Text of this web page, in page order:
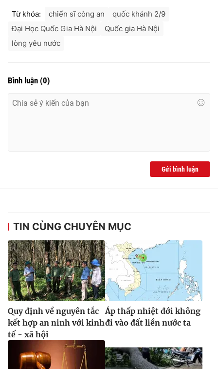
Từ khóa: chiến sĩ công an
quốc khánh 2/9
Đại Học Quốc Gia Hà Nội
Quốc gia Hà Nội
lòng yêu nước
Bình luận (0)
Gửi bình luận
TIN CÙNG CHUYÊN MỤC
Quy định về nguyên tắc
kết hợp an ninh với kinh
tế - xã hội
Áp thấp nhiệt đới không
đi vào đất liền nước ta